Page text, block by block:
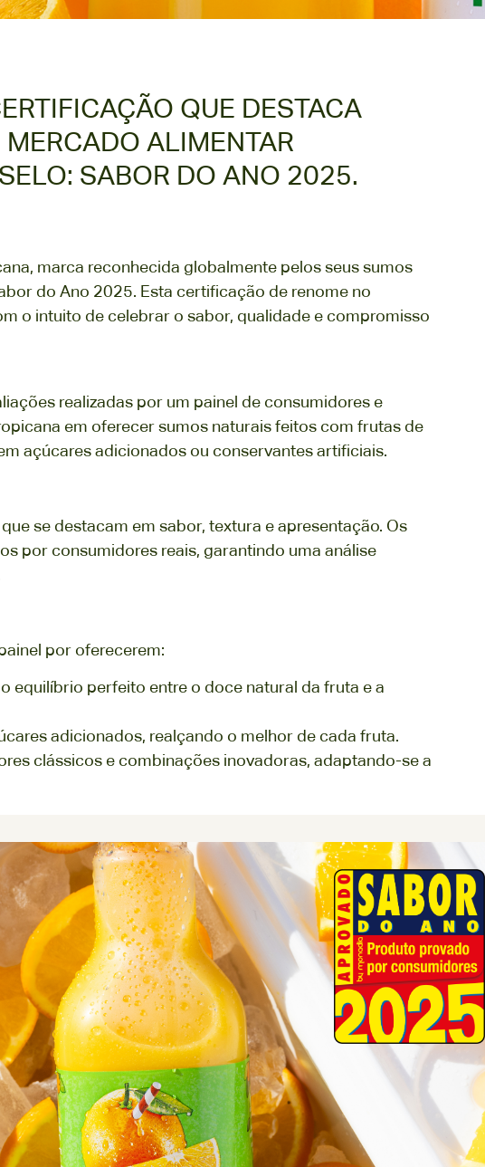
QUE DESTACA
ALIMENTAR
SABOR DO ANO 2025.
marca reconhecida globalmente pelos seus sumos
do Ano 2025. Esta certificação de renome no
o intuito de celebrar o sabor, qualidade e compromisso
realizadas por um painel de consumidores e
em oferecer sumos naturais feitos com frutas de
açúcares adicionados ou conservantes artificiais.
se destacam em sabor, textura e apresentação. Os
por consumidores reais, garantindo uma análise
por oferecerem:
equilíbrio perfeito entre o doce natural da fruta e a
adicionados, realçando o melhor de cada fruta.
clássicos e combinações inovadoras, adaptando-se a